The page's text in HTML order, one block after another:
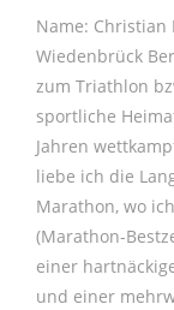
Name: Christian
Wiedenbrück
zum Triathlon
sportliche
Jahren
liebe ich die
Marathon, wo
(Marathon-
einer
und einer